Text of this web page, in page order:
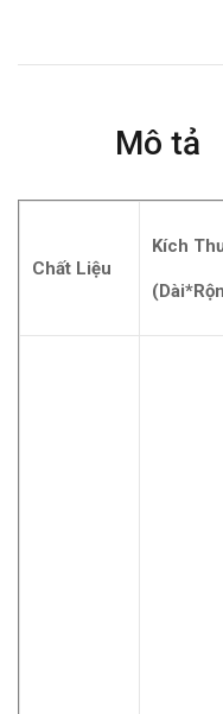
Mô tả
Chất Liệu
Kích